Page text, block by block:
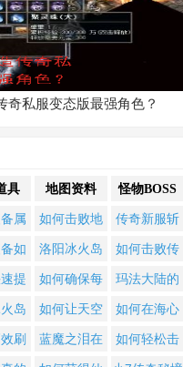
奇私服变态版最强角色？
具
属
到
判
如
获提
职
等
岛
？
怎
刷
地图资料
如何击败地
图横断宝船
掠夺者、独
肖如何提升
洛阳冰火岛
如何通关？
剑冢装备怎
如何确保每
个区散人地
图都能轻松
如何让天空
福利使者只
在散人地图
蓝魔之泪在
怪物BOSS
传奇新服斩
龙攻略？如
何轻松击败
如何击败传
奇新服终极
BOSS？高难
玛法大陆的
千年诅咒如
何破解？黑
如何在海心
崖258238世
界BOSS战中
如何轻松击